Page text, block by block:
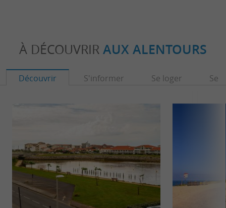
À DÉCOUVRIR AUX ALENTOURS
Découvrir S'informer Se loger Se